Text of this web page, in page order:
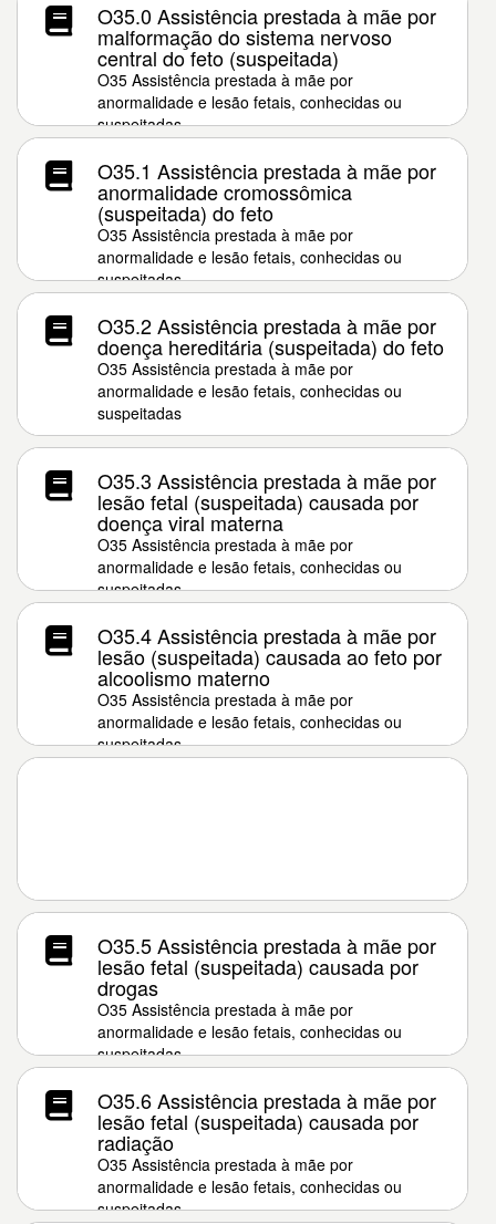
O35.0 Assistência prestada à mãe por
malformação do sistema nervoso
central do feto (suspeitada)
O35 Assistência prestada à mãe por
anormalidade e lesão fetais, conhecidas ou
suspeitadas
O35.1 Assistência prestada à mãe por
anormalidade cromossômica
(suspeitada) do feto
O35 Assistência prestada à mãe por
anormalidade e lesão fetais, conhecidas ou
suspeitadas
O35.2 Assistência prestada à mãe por
doença hereditária (suspeitada) do feto
O35 Assistência prestada à mãe por
anormalidade e lesão fetais, conhecidas ou
suspeitadas
O35.3 Assistência prestada à mãe por
lesão fetal (suspeitada) causada por
doença viral materna
O35 Assistência prestada à mãe por
anormalidade e lesão fetais, conhecidas ou
suspeitadas
O35.4 Assistência prestada à mãe por
lesão (suspeitada) causada ao feto por
alcoolismo materno
O35 Assistência prestada à mãe por
anormalidade e lesão fetais, conhecidas ou
suspeitadas
O35.5 Assistência prestada à mãe por
lesão fetal (suspeitada) causada por
drogas
O35 Assistência prestada à mãe por
anormalidade e lesão fetais, conhecidas ou
suspeitadas
O35.6 Assistência prestada à mãe por
lesão fetal (suspeitada) causada por
radiação
O35 Assistência prestada à mãe por
anormalidade e lesão fetais, conhecidas ou
suspeitadas